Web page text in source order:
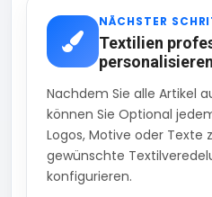
NÄCHSTER
Textilien
personalisieren
Nachdem Sie alle Artikel
können Sie Optional
Logos, Motive oder Texte
gewünschte
konfigurieren.